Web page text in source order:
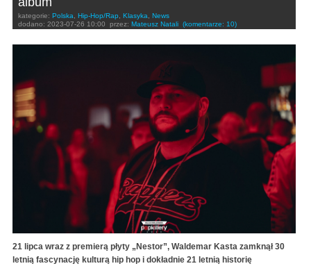
kategorie: Polska Hip-Hop/Rap Klasyka
News
dodano: 2023-07-26 10:00 przez: Mateusz Natali (komentarze: 10)
21 lipca wraz z premierą płyty „Nestor”, Waldemar Kasta zamknął 30
letnią fascynację kulturą hip hop i dokładnie 21 letnią historię